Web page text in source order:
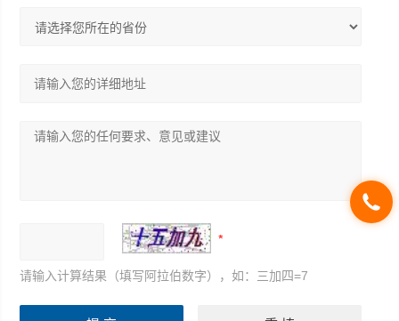
请输入计算结果（填写阿拉伯数字），如：三加四=7